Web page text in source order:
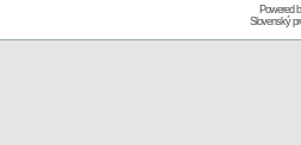
Powered
Slovenský